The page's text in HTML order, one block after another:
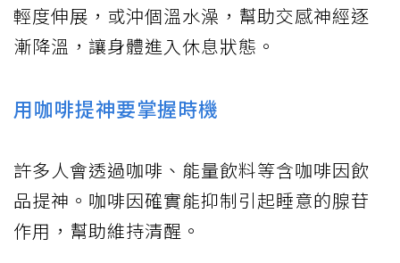
輕度伸展，或沖個溫水澡，幫助交感神經逐
漸降溫，讓身體進入休息狀態。
用咖啡提神要掌握時機
許多人會透過咖啡、能量飲料等含咖啡因飲
品提神。咖啡因確實能抑制引起睡意的腺苷
作用，幫助維持清醒。